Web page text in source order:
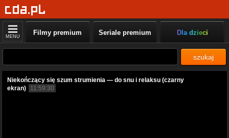
MENU Filmy premium Seriale premium Dla dzieci
szukaj
Niekończący się szum strumienia — do snu i relaksu (czarny
ekran)
11:59:30